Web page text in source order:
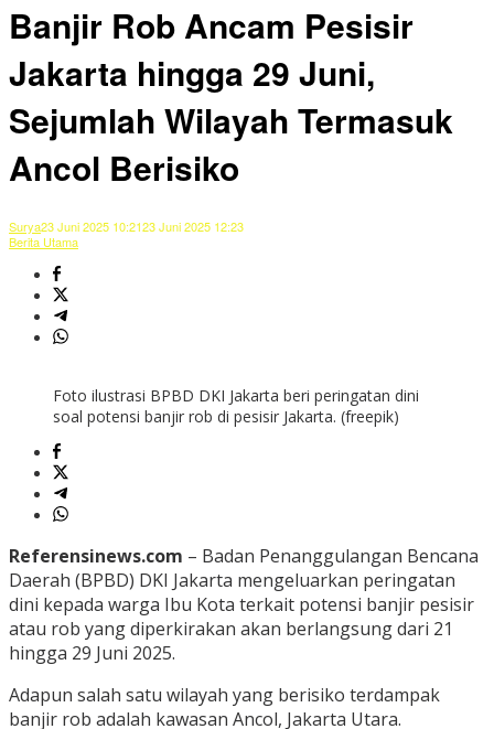
Banjir Rob Ancam Pesisir
Jakarta hingga 29 Juni,
Sejumlah Wilayah Termasuk
Ancol Berisiko
Surya23 Juni 2025 10:2123 Juni 2025 12:23
Berita Utama
Foto ilustrasi BPBD DKI Jakarta beri peringatan dini
soal potensi banjir rob di pesisir Jakarta. (freepik)
Referensinews.com – Badan Penanggulangan Bencana
Daerah (BPBD) DKI Jakarta mengeluarkan peringatan
dini kepada warga Ibu Kota terkait potensi banjir pesisir
atau rob yang diperkirakan akan berlangsung dari 21
hingga 29 Juni 2025.
Adapun salah satu wilayah yang berisiko terdampak
banjir rob adalah kawasan Ancol, Jakarta Utara.